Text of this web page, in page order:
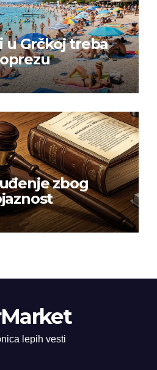
u Grčkoj treba
zbog
lepih vesti